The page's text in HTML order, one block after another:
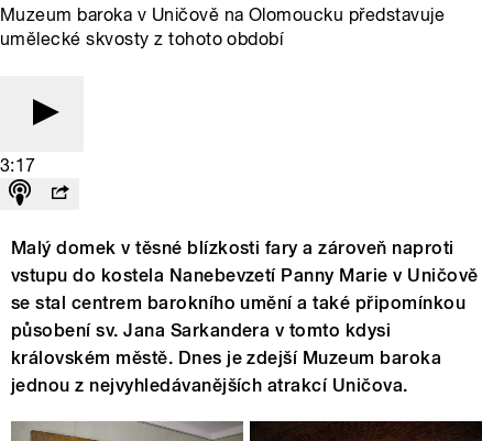
Muzeum baroka v Uničově na Olomoucku představuje
umělecké skvosty z tohoto období
3:17
Malý domek v těsné blízkosti fary a zároveň naproti
vstupu do kostela Nanebevzetí Panny Marie v Uničově
se stal centrem barokního umění a také připomínkou
působení sv. Jana Sarkandera v tomto kdysi
královském městě. Dnes je zdejší Muzeum baroka
jednou z nejvyhledávanějších atrakcí Uničova.